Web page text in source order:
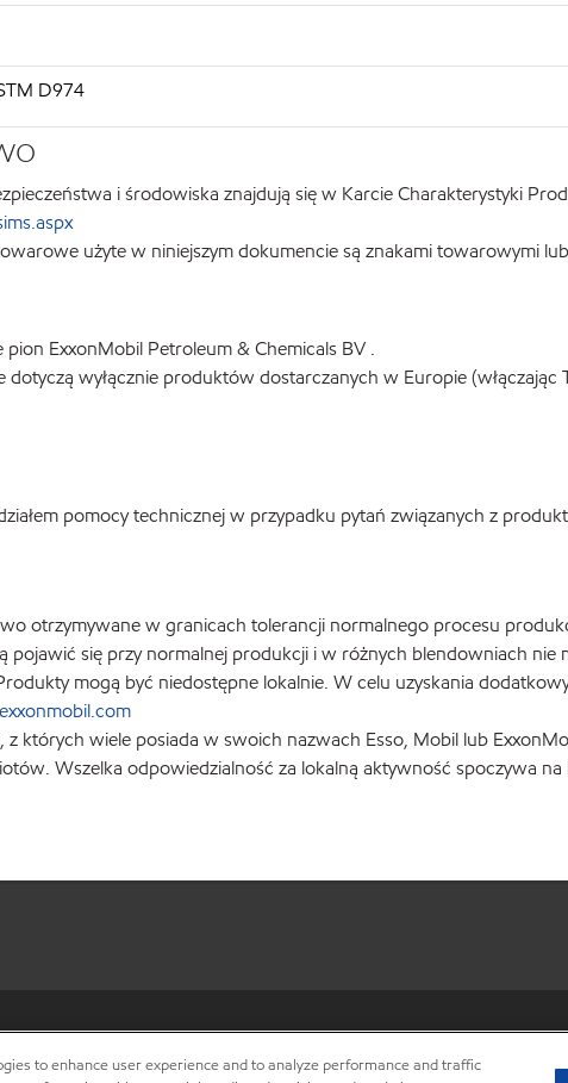
D974
i środowiska znajdują się w Karcie Charakterystyki
użyte w niniejszym dokumencie są znakami towarowymi
ExxonMobil Petroleum & Chemicals BV .
wyłącznie produktów dostarczanych w Europie
pomocy technicznej w przypadku pytań związanych z
otrzymywane w granicach tolerancji normalnego procesu
się przy normalnej produkcji i w różnych blendowniach
mogą być niedostępne lokalnie. W celu uzyskania
z których wiele posiada w swoich nazwach Esso, Mobil lub
Wszelka odpowiedzialność za lokalną aktywność spoczywa
to enhance user experience and to analyze performance and traffic